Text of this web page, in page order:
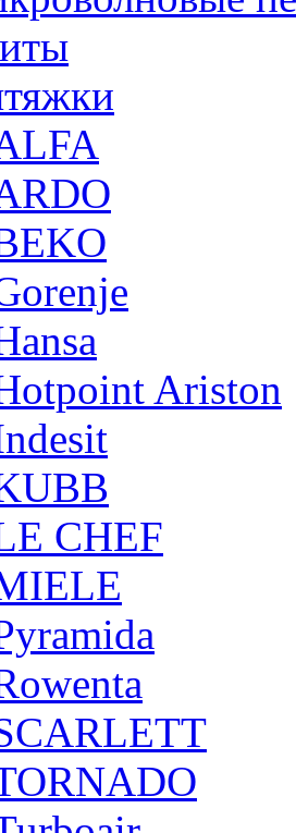
Ariston
CHEF